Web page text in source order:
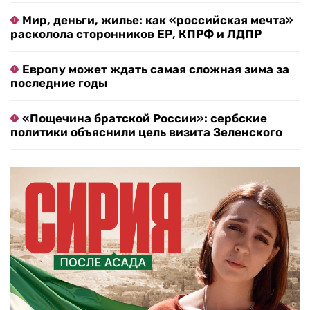
Мир, деньги, жилье: как «российская мечта»
расколола сторонников ЕР, КПРФ и ЛДПР
Европу может ждать самая сложная зима за
последние годы
«Пощечина братской России»: сербские
политики объяснили цель визита Зеленского